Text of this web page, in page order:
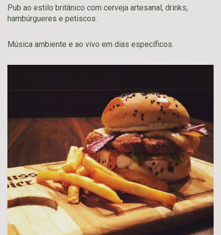
Pub ao estilo britânico com cerveja artesanal, drinks,
hambúrgueres e petiscos.
Música ambiente e ao vivo em dias específicos.